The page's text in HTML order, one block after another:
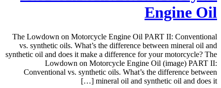
Engine Oil
The Lowdown on Motorcycle Engine Oil PART II: Conventional
vs. synthetic oils. What’s the difference between mineral oil and
synthetic oil and does it make a difference for your motorcycle? The
Lowdown on Motorcycle Engine Oil (image) PART II:
Conventional vs. synthetic oils. What’s the difference between
mineral oil and synthetic oil and does it […]